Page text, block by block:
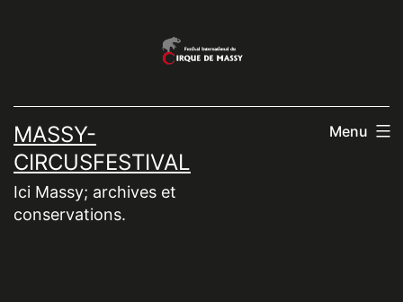
MASSY-
CIRCUSFESTIVAL
Ici Massy; archives et
conservations.
Menu